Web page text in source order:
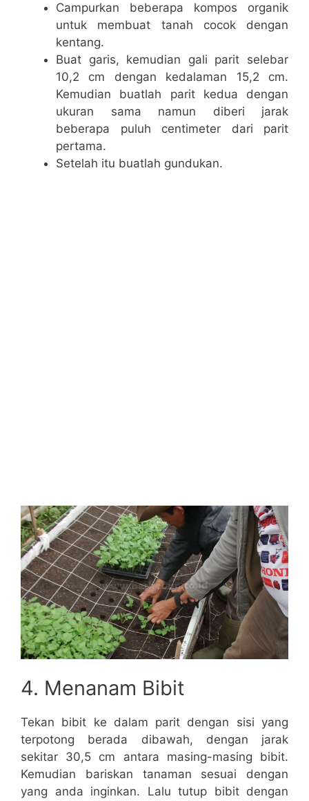
Campurkan beberapa kompos organik
untuk membuat tanah cocok dengan
kentang.
Buat garis, kemudian gali parit selebar
10,2 cm dengan kedalaman 15,2 cm.
Kemudian buatlah parit kedua dengan
ukuran sama namun diberi jarak
beberapa puluh centimeter dari parit
pertama.
Setelah itu buatlah gundukan.
4. Menanam Bibit
Tekan bibit ke dalam parit dengan sisi yang
terpotong berada dibawah, dengan jarak
sekitar 30,5 cm antara masing-masing bibit.
Kemudian bariskan tanaman sesuai dengan
yang anda inginkan. Lalu tutup bibit dengan